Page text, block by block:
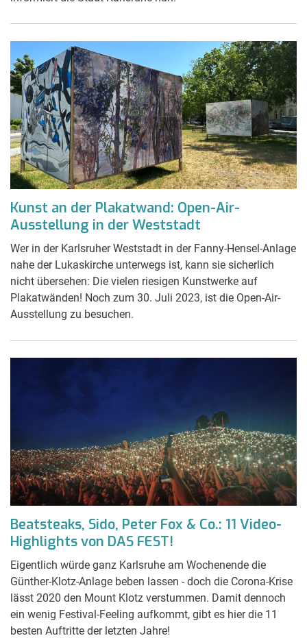
Kunst an der Plakatwand: Open-Air-
Ausstellung in der Weststadt
Wer in der Karlsruher Weststadt in der Fanny-Hensel-Anlage
nahe der Lukaskirche unterwegs ist, kann sie sicherlich
nicht übersehen: Die vielen riesigen Kunstwerke auf
Plakatwänden! Noch zum 30. Juli 2023, ist die Open-Air-
Ausstellung zu besuchen.
Beatsteaks, Sido, Peter Fox & Co.: 11 Video-
Highlights von DAS FEST!
Eigentlich würde ganz Karlsruhe am Wochenende die
Günther-Klotz-Anlage beben lassen - doch die Corona-Krise
lässt 2020 den Mount Klotz verstummen. Damit dennoch
ein wenig Festival-Feeling aufkommt, gibt es hier die 11
besten Auftritte der letzten Jahre!